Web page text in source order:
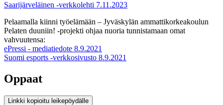
Saarijärveläinen -verkkolehti 7.11.2023
Pelaamalla kiinni työelämään – Jyväskylän ammattikorkeakoulun
Pelaten duuniin! -projekti ohjaa nuoria tunnistamaan omat
vahvuutensa:
ePressi - mediatiedote 8.9.2021
Suomi esports -verkkosivusto 8.9.2021
Oppaat
Linkki kopioitu leikepöydälle